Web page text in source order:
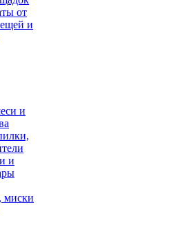
от
и
и
и
миски